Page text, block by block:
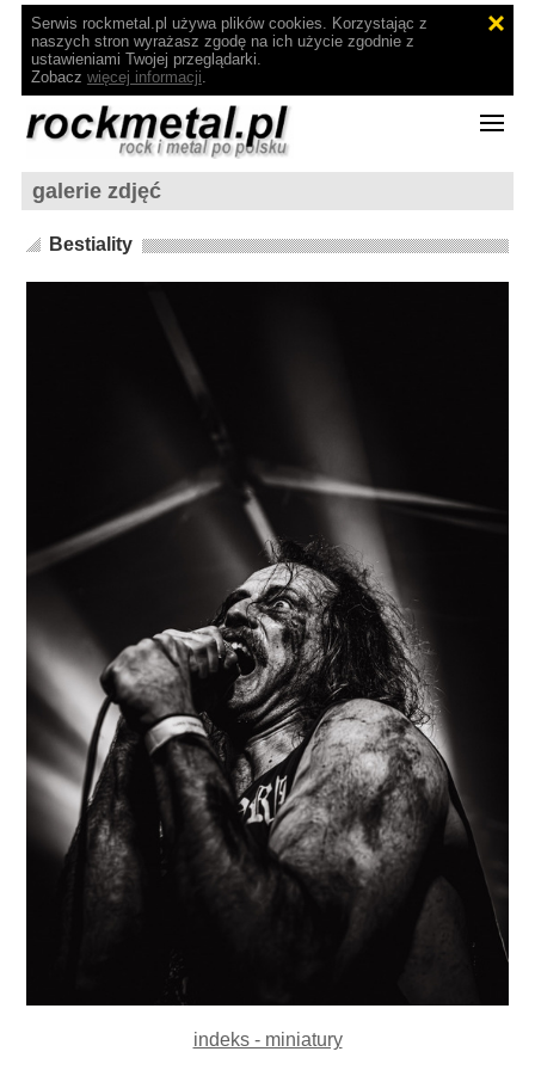
Serwis rockmetal.pl używa plików cookies. Korzystając z
naszych stron wyrażasz zgodę na ich użycie zgodnie z
ustawieniami Twojej przeglądarki.
Zobacz więcej informacji.
galerie zdjęć
Bestiality
indeks - miniatury